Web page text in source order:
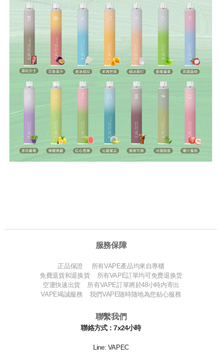
服務保障
正品保證 所有VAPE產品均來自專櫃
免費退貨和退换貨 所有VAPE訂單均可免费退换货
空運快速出貨 所有VAPE訂單將於48小時内寄出
VAPE竭誠服務 我們VAPE随時随地為您贴心服務
聯繫我們
聯絡方式：7x24小時
Line: VAPEC